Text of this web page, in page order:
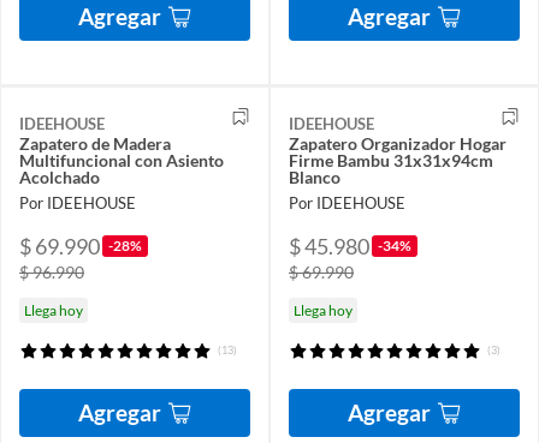
Agregar Agregar
IDEEHOUSE
Zapatero de Madera
Multifuncional con Asiento
Acolchado
Por IDEEHOUSE
$ 69.990 -28%
$ 96.990
Llega hoy
(13)
Agregar
IDEEHOUSE
Zapatero Organizador Hogar
Firme Bambu 31x31x94cm
Blanco
Por IDEEHOUSE
$ 45.980 -34%
$ 69.990
Llega hoy
(3)
Agregar